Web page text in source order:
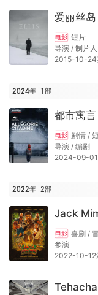
爱丽丝岛
电影 短片
导演 / 制片人
2015-10-24
2024年 1部
都市寓言
电影 剧情 /
导演 / 编剧
2024-09-01
2022年 2部
Jack
电影 喜剧 /
参演
2022-10-12